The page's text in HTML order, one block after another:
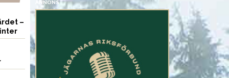
–
ANNONS